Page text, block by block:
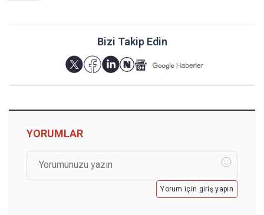
Bizi Takip Edin
YORUMLAR
Yorum için giriş yapın